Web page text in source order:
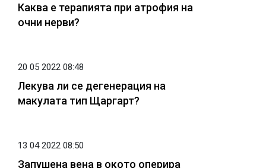
Каква е терапията при атрофия на
очни нерви?
20 05 2022 08:48
Лекува ли се дегенерация на
макулата тип Щаргарт?
13 04 2022 08:50
Запушена вена в окото оперира